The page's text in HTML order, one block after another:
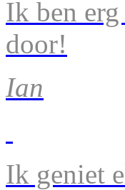
Ik ben
door!
Ian
Ik geniet